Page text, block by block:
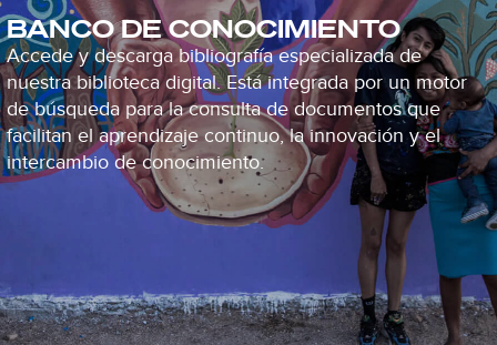
BANCO DE CONOCIMIENTO
Accede y descarga bibliografía especializada de
nuestra biblioteca digital. Está integrada por un motor
de búsqueda para la consulta de documentos que
facilitan el aprendizaje continuo, la innovación y el
intercambio de conocimiento.